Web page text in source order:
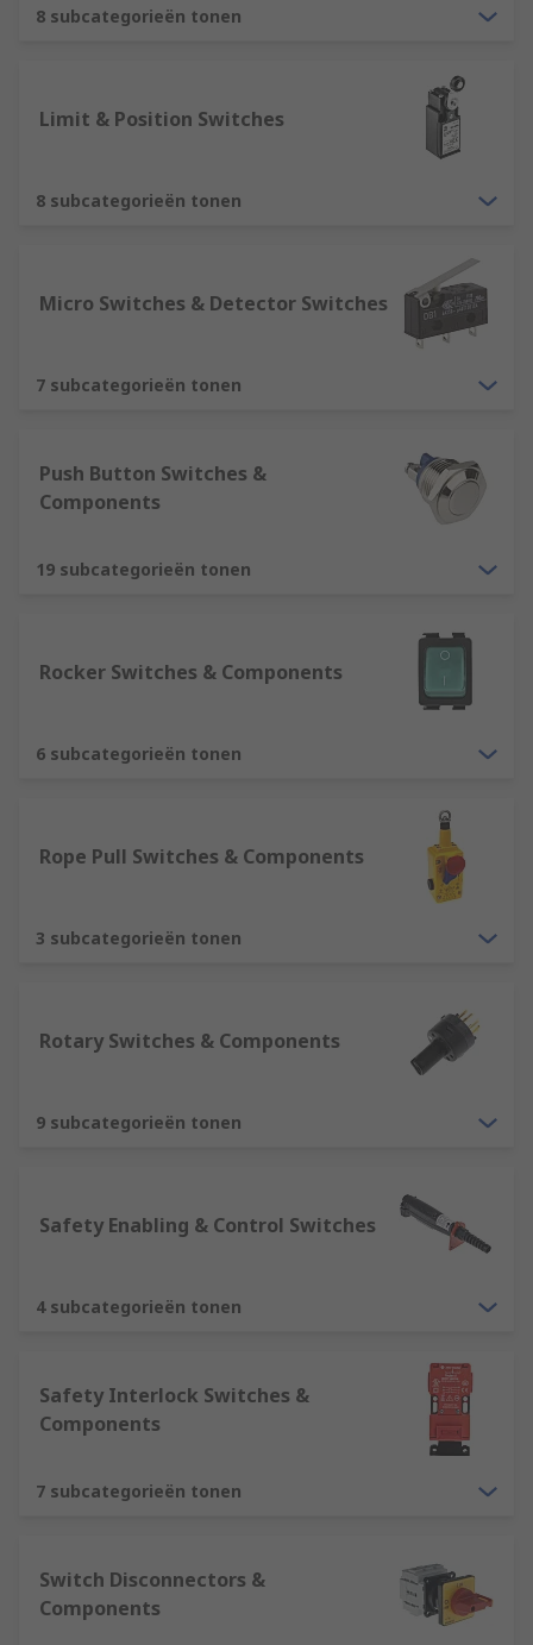
Hall Effect
Keyboard/Keypad
Microswitches
Toggle
8 subcategorieën tonen
Limit & Position Switches
8 subcategorieën tonen
Micro Switches & Detector Switches
7 subcategorieën tonen
Push Button Switches &
Components
19 subcategorieën tonen
Rocker Switches & Components
6 subcategorieën tonen
Rope Pull Switches & Components
3 subcategorieën tonen
Rotary Switches & Components
9 subcategorieën tonen
Safety Enabling & Control Switches
4 subcategorieën tonen
Safety Interlock Switches &
Components
7 subcategorieën tonen
Switch Disconnectors &
Components